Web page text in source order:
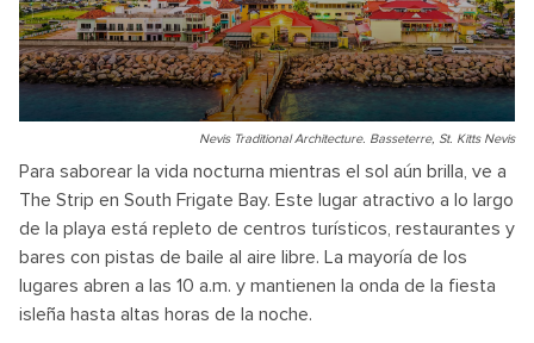
Nevis Traditional Architecture. Basseterre, St. Kitts Nevis
Para saborear la vida nocturna mientras el sol aún brilla, ve a
The Strip en South Frigate Bay. Este lugar atractivo a lo largo
de la playa está repleto de centros turísticos, restaurantes y
bares con pistas de baile al aire libre. La mayoría de los
lugares abren a las 10 a.m. y mantienen la onda de la fiesta
isleña hasta altas horas de la noche.